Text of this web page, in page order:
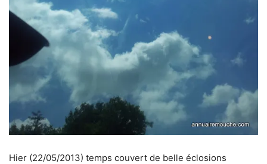
Hier (22/05/2013) temps couvert de belle éclosions